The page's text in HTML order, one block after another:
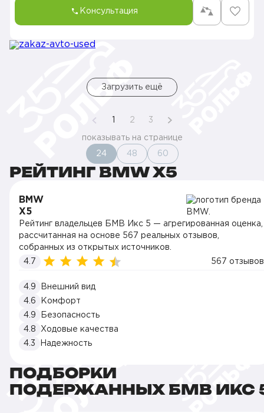
Консультация
Загрузить ещё
2 3
показывать на странице
24 48 60
РЕЙТИНГ BMW X5
BMW
X5
Рейтинг владельцев БМВ Икс 5 — агрегированная оценка,
рассчитанная на основе 567 реальных отзывов,
собранных из открытых источников.
4.7
567 отзывов
4.9
Внешний вид
4.6
Комфорт
4.9
Безопасность
4.8
Ходовые качества
4.3
Надежность
ПОДБОРКИ
ПОДЕРЖАННЫХ БМВ ИКС